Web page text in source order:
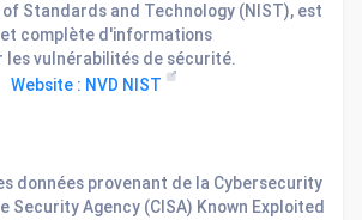
Standards and Technology (NIST), est
complète d'informations
les vulnérabilités de sécurité.
Website : NVD NIST
données provenant de la Cybersecurity
Agency (CISA) Known Exploited